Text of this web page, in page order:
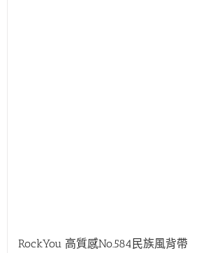
RockYou 高質感No.584民族風背帶